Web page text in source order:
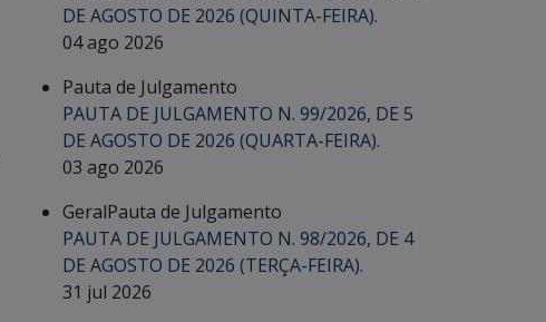
DE AGOSTO DE 2026 (QUINTA-FEIRA).
04 ago 2026
Pauta de Julgamento
PAUTA DE JULGAMENTO N. 99/2026, DE 5
DE AGOSTO DE 2026 (QUARTA-FEIRA).
03 ago 2026
GeralPauta de Julgamento
PAUTA DE JULGAMENTO N. 98/2026, DE 4
DE AGOSTO DE 2026 (TERÇA-FEIRA).
31 jul 2026